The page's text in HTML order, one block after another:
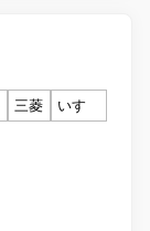
三菱
いすゞ